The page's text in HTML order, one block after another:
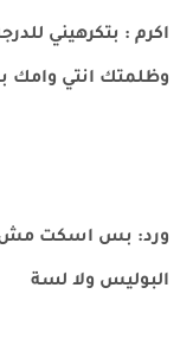
اكرم : بتكرهيني
وظلمتك انتي وامك
ورد: بس اسكت مش
البوليس ولا لسة